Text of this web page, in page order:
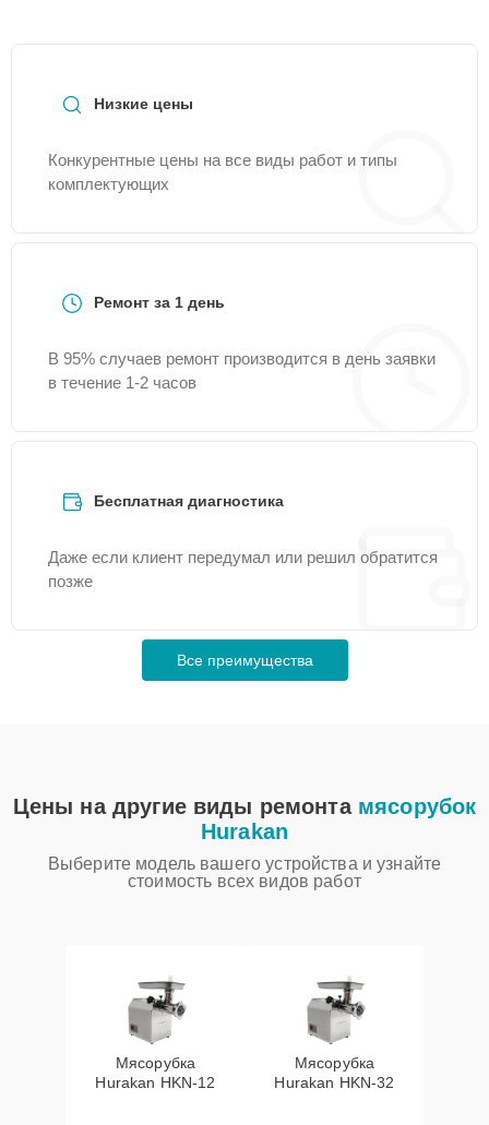
Низкие цены
Конкурентные цены на все виды работ и типы
комплектующих
Ремонт за 1 день
В 95% случаев ремонт производится в день заявки
в течение 1-2 часов
Бесплатная диагностика
Даже если клиент передумал или решил обратится
позже
Все преимущества
Цены на другие виды ремонта мясорубок
Hurakan
Выберите модель вашего устройства и узнайте
стоимость всех видов работ
Мясорубка
Hurakan HKN‑12
Мясорубка
Hurakan HKN‑32